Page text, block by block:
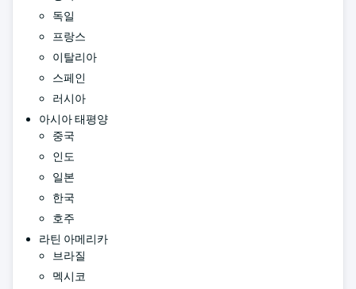
독일
프랑스
이탈리아
스페인
러시아
아시아 태평양
중국
인도
일본
한국
호주
라틴 아메리카
브라질
멕시코